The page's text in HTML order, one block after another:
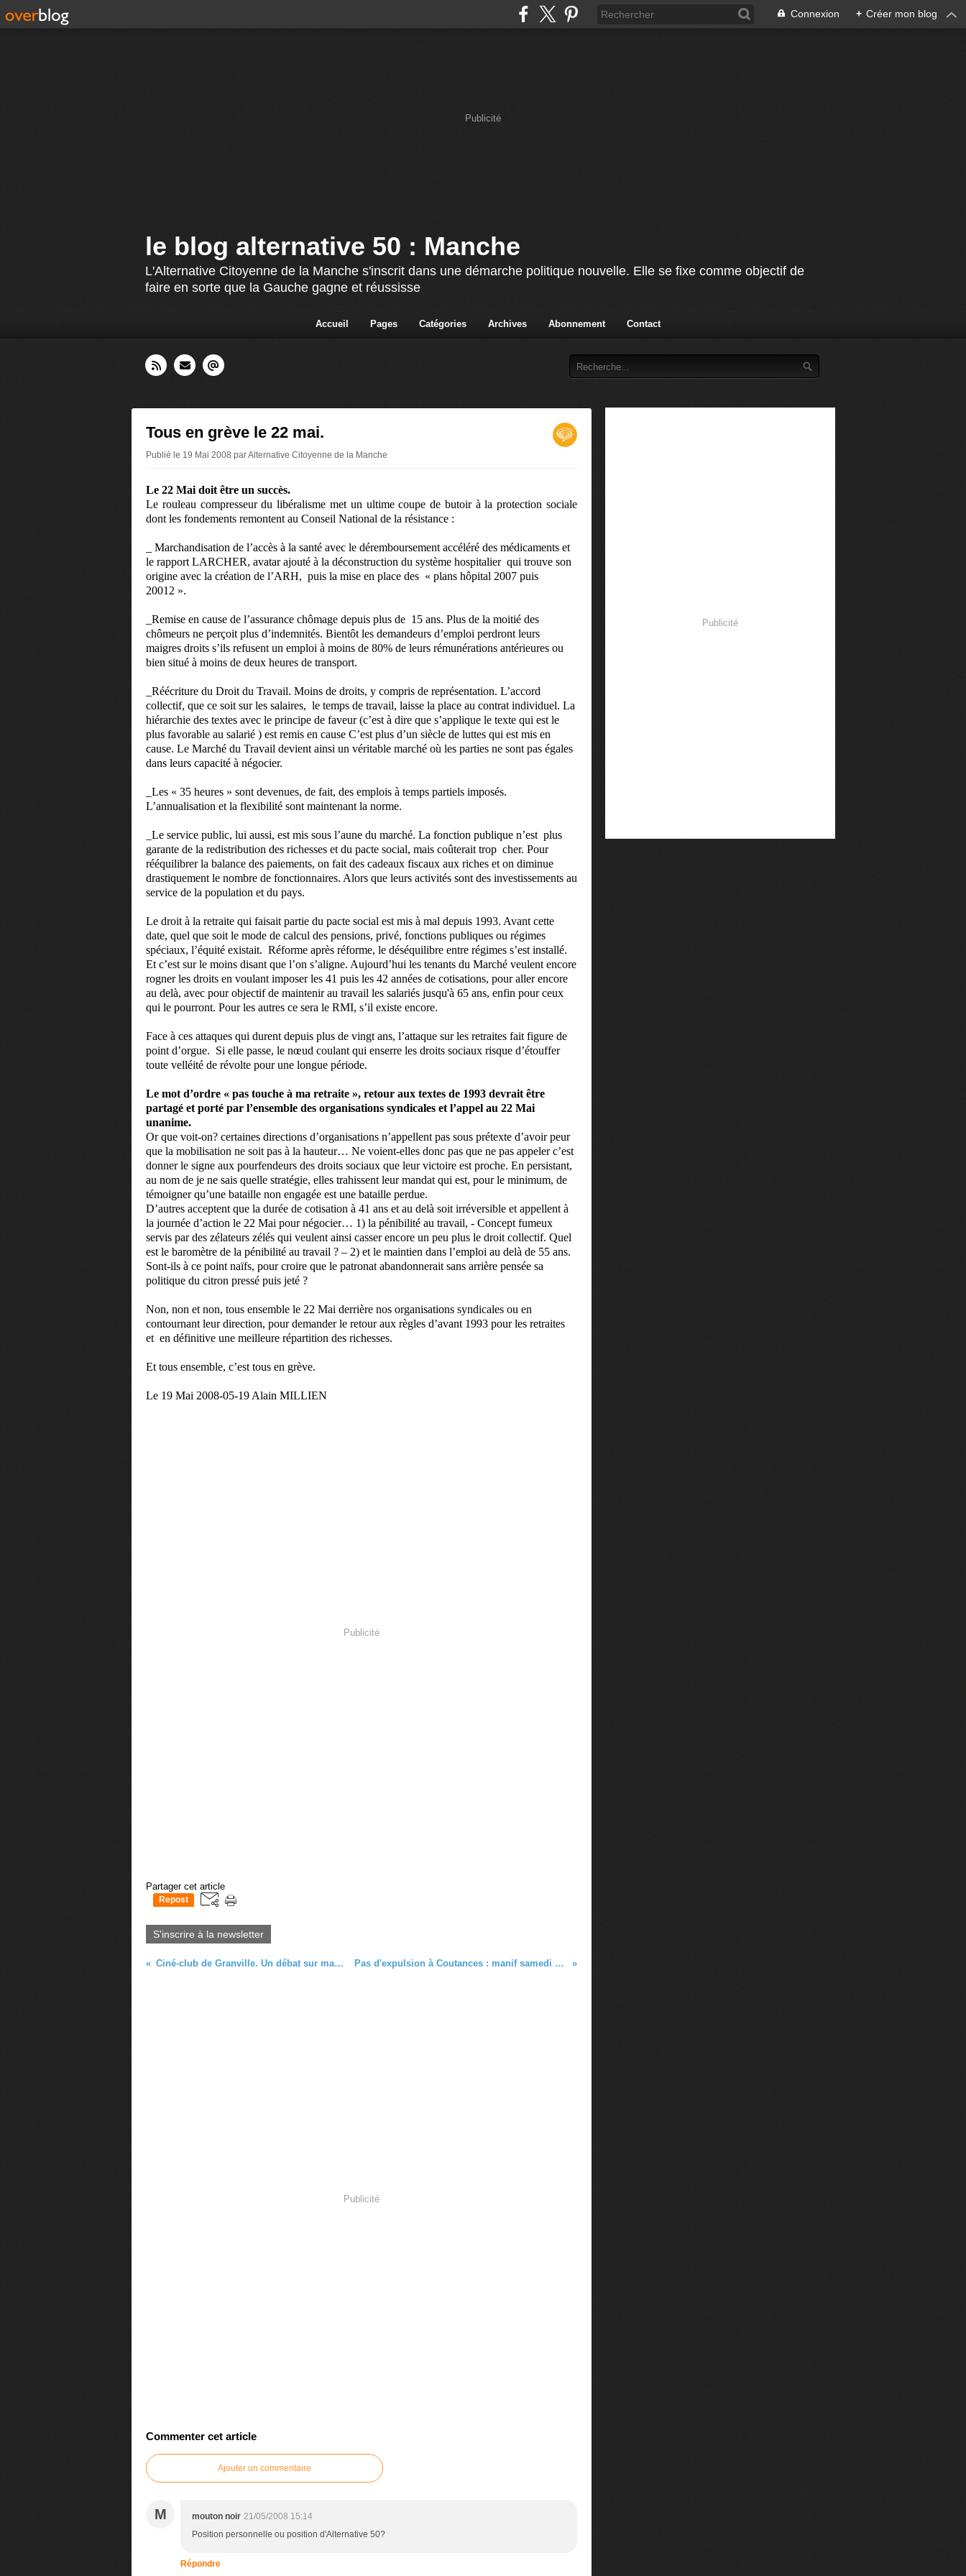
Connexion + Créer mon blog
Publicité
le blog alternative 50 : Manche
L'Alternative Citoyenne de la Manche s'inscrit dans une démarche politique nouvelle. Elle se fixe comme objectif de
faire en sorte que la Gauche gagne et réussisse
Accueil Pages Catégories Archives Abonnement Contact
Tous en grève le 22 mai.
Publié le 19 Mai 2008 par Alternative Citoyenne de la Manche
Le 22 Mai doit être un succès.
Le rouleau compresseur du libéralisme met un ultime coupe de butoir à la protection sociale
dont les fondements remontent au Conseil National de la résistance :
_ Marchandisation de l’accès à la santé avec le déremboursement accéléré des médicaments et
le rapport LARCHER, avatar ajouté à la déconstruction du système hospitalier qui trouve son
origine avec la création de l’ARH, puis la mise en place des « plans hôpital 2007 puis
20012 ».
_Remise en cause de l’assurance chômage depuis plus de 15 ans. Plus de la moitié des
chômeurs ne perçoit plus d’indemnités. Bientôt les demandeurs d’emploi perdront leurs
maigres droits s’ils refusent un emploi à moins de 80% de leurs rémunérations antérieures ou
bien situé à moins de deux heures de transport.
_Réécriture du Droit du Travail. Moins de droits, y compris de représentation. L’accord
collectif, que ce soit sur les salaires, le temps de travail, laisse la place au contrat individuel. La
hiérarchie des textes avec le principe de faveur (c’est à dire que s’applique le texte qui est le
plus favorable au salarié ) est remis en cause C’est plus d’un siècle de luttes qui est mis en
cause. Le Marché du Travail devient ainsi un véritable marché où les parties ne sont pas égales
dans leurs capacité à négocier.
_Les « 35 heures » sont devenues, de fait, des emplois à temps partiels imposés.
L’annualisation et la flexibilité sont maintenant la norme.
_Le service public, lui aussi, est mis sous l’aune du marché. La fonction publique n’est plus
garante de la redistribution des richesses et du pacte social, mais coûterait trop cher. Pour
rééquilibrer la balance des paiements, on fait des cadeaux fiscaux aux riches et on diminue
drastiquement le nombre de fonctionnaires. Alors que leurs activités sont des investissements au
service de la population et du pays.
Le droit à la retraite qui faisait partie du pacte social est mis à mal depuis 1993. Avant cette
date, quel que soit le mode de calcul des pensions, privé, fonctions publiques ou régimes
spéciaux, l’équité existait. Réforme après réforme, le déséquilibre entre régimes s’est installé.
Et c’est sur le moins disant que l’on s’aligne. Aujourd’hui les tenants du Marché veulent encore
rogner les droits en voulant imposer les 41 puis les 42 années de cotisations, pour aller encore
au delà, avec pour objectif de maintenir au travail les salariés jusqu'à 65 ans, enfin pour ceux
qui le pourront. Pour les autres ce sera le RMI, s’il existe encore.
Face à ces attaques qui durent depuis plus de vingt ans, l’attaque sur les retraites fait figure de
point d’orgue. Si elle passe, le nœud coulant qui enserre les droits sociaux risque d’étouffer
toute velléité de révolte pour une longue période.
Le mot d’ordre « pas touche à ma retraite », retour aux textes de 1993 devrait être
partagé et porté par l’ensemble des organisations syndicales et l’appel au 22 Mai
unanime.
Or que voit-on? certaines directions d’organisations n’appellent pas sous prétexte d’avoir peur
que la mobilisation ne soit pas à la hauteur… Ne voient-elles donc pas que ne pas appeler c’est
donner le signe aux pourfendeurs des droits sociaux que leur victoire est proche. En persistant,
au nom de je ne sais quelle stratégie, elles trahissent leur mandat qui est, pour le minimum, de
témoigner qu’une bataille non engagée est une bataille perdue.
D’autres acceptent que la durée de cotisation à 41 ans et au delà soit irréversible et appellent à
la journée d’action le 22 Mai pour négocier… 1) la pénibilité au travail, - Concept fumeux
servis par des zélateurs zélés qui veulent ainsi casser encore un peu plus le droit collectif. Quel
est le baromètre de la pénibilité au travail ? – 2) et le maintien dans l’emploi au delà de 55 ans.
Sont-ils à ce point naïfs, pour croire que le patronat abandonnerait sans arrière pensée sa
politique du citron pressé puis jeté ?
Non, non et non, tous ensemble le 22 Mai derrière nos organisations syndicales ou en
contournant leur direction, pour demander le retour aux règles d’avant 1993 pour les retraites
et en définitive une meilleure répartition des richesses.
Et tous ensemble, c’est tous en grève.
Le 19 Mai 2008-05-19 Alain MILLIEN
Publicité
Partager cet article
Repost
S'inscrire à la newsletter
Ciné-club de Granville. Un débat sur mai 1968 Pas d'expulsion à Coutances : manif samedi 31 mai
Publicité
Commenter cet article
Ajouter un commentaire
M mouton noir 21/05/2008 15:14
Position personnelle ou position d'Alternative 50?
Répondre
Publicité